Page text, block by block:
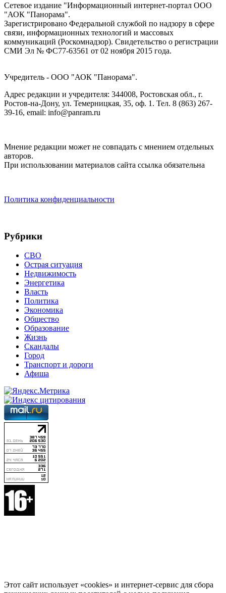
Сетевое издание "Информационный интернет-портал ООО
"АОК "Панорама".
Зарегистрировано Федеральной службой по надзору в сфере
связи, информационных технологий и массовых
коммуникаций (Роскомнадзор). Cвидетельство о регистрации
СМИ Эл № ФС77-63561 от 02 ноября 2015 года.
Учредитель - ООО "АОК "Панорама".
Адрес редакции и учредителя: 344008, Ростовская обл., г.
Ростов-на-Дону, ул. Темерницкая, 35, оф. 1. Тел. 8 (863) 267-
39-16, email: info@panram.ru
Мнение редакции может не совпадать с мнением отдельных
авторов.
При использовании материалов сайта ссылка обязательна
Политика конфиденциальности
Рубрики
СВО
Острая ситуация
Недвижимость
Энергетика
Власть
Политика
Экономика
Общество
Образование
Жизнь
Скандалы
Город
Транспорт и дороги
Афиша
Этот сайт использует «cookies» и интернет-сервис для сбора